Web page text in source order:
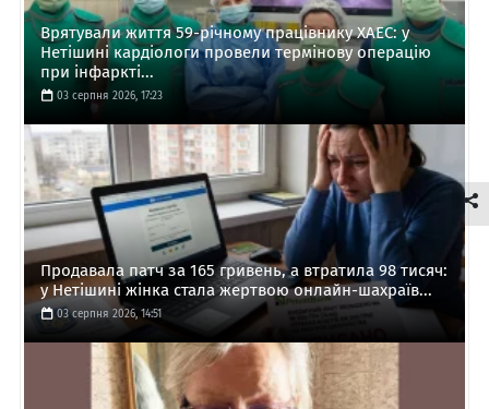
Врятували життя 59-річному працівнику ХАЕС: у
Нетішині кардіологи провели термінову операцію
при інфаркті...
03 серпня 2026, 17:23
Продавала патч за 165 гривень, а втратила 98 тисяч:
у Нетішині жінка стала жертвою онлайн-шахраїв...
03 серпня 2026, 14:51